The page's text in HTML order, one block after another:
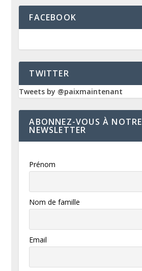
FACEBOOK
TWITTER
Tweets by @paixmaintenant
ABONNEZ-VOUS À NOTRE
NEWSLETTER
Prénom
Nom de famille
Email